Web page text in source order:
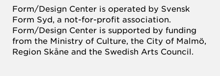
Form/Design Center is operated by Svensk
Form Syd, a not-for-profit association.
Form/Design Center is supported by funding
from the Ministry of Culture, the City of Malmö,
Region Skåne and the Swedish Arts Council.